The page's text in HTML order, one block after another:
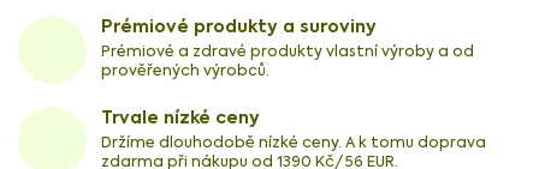
Prémiové produkty a suroviny
Prémiové a zdravé produkty vlastní výroby a od
prověřených výrobců.
Trvale nízké ceny
Držíme dlouhodobě nízké ceny. A k tomu doprava
zdarma při nákupu od 1390 Kč/56 EUR.